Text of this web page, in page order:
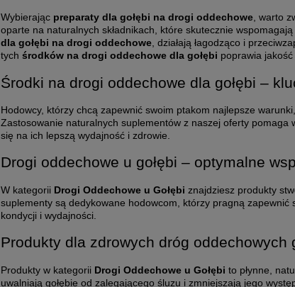
Wybierając preparaty dla gołębi na drogi oddechowe , warto
oparte na naturalnych składnikach, które skutecznie
dla gołębi na drogi oddechowe , działają łagodząco i
tych środków na drogi oddechowe dla gołębi poprawia
Środki na drogi oddechowe dla gołębi –
Hodowcy, którzy chcą zapewnić swoim ptakom najlepsze
Zastosowanie naturalnych suplementów z naszej oferty pomaga
się na ich lepszą wydajność i zdrowie.
Drogi oddechowe u gołębi – optymalne
W kategorii Drogi Oddechowe u Gołębi znajdziesz produkty
suplementy są dedykowane hodowcom, którzy pragną
kondycji i wydajności.
Produkty dla zdrowych dróg oddechowych
Produkty w kategorii Drogi Oddechowe u Gołębi to płynne,
uwalniają gołębie od zalegającego śluzu i zmniejszają jego